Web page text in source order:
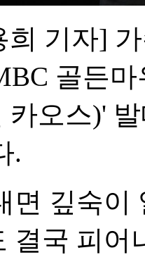
기자]
골든
카오스)'
.
면 깊숙이
결국 피